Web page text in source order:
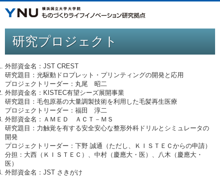
研究プロジェクト
外部資金名：JST CREST
研究題目：光駆動ドロプレット・プリンティングの開発と応用
プロジェクトリーダー：丸尾 昭二
外部資金名：KISTEC有望シーズ展開事業
研究題目：毛包原基の大量調製技術を利用した毛髪再生医療
プロジェクトリーダー：福田 淳二
外部資金名：ＡＭＥＤ ＡＣＴ－ＭＳ
研究題目：力触覚を有する安全安心な整形外科ドリルとシミュレータの
開発
プロジェクトリーダー：下野 誠通（ただし、ＫＩＳＴＥＣからの申請）
分担：大西（ＫＩＳＴＥＣ）、中村（慶應大・医）、八木（慶應大・
医）
外部資金名：JST さきがけ